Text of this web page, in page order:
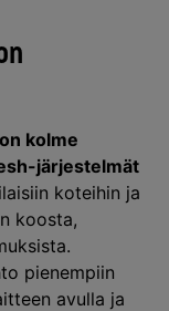
kolme
järjestelmät
koteihin ja
koosta,
pienempiin
avulla ja